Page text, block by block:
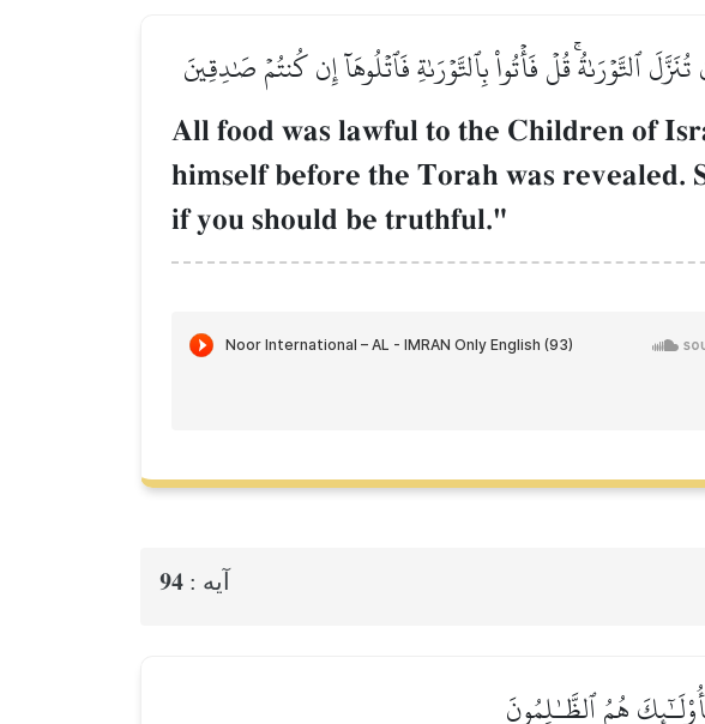
ٱلتَّوۡرَىٰةُۚ قُلۡ فَأۡتُواْ بِٱلتَّوۡرَىٰةِ فَٱتۡلُوهَآ إِن كُنتُمۡ صَٰدِقِينَ
All food was lawful to the Children of
himself before the Torah was
if you should be truthful."
آيه : 94
هُمُ ٱلظَّـٰلِمُونَ